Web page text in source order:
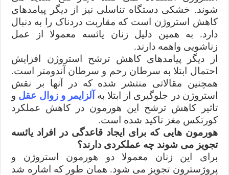
شوند. خشکی دستگاه تناسلی نیز از دیگر پیامدهای
کاهش استروژن است که مقاربت دردناک را به دنبال
دارد. به همین دلیل زنان یائسه معمولا از عمل
زناشویی واهمه دارند.
از دیگر پیامدهای کاهش ترشح استروژن افزایش
احتمال ابتلا به سرطان رحم و سرطان آندومتر است.
همچنین مقالاتی منتشر شده که در آنها بر نقش
استروژن در جلوگیری از ابتلا به آلزایمر و زوال عقل و
تاثیر کاهش ترشح این هورمون در کاهش عملکرد
کورتکس مغز تاکید شده است.
هورمون هایی که برای ایجاد قاعدگی در افراد یائسه
تجویز می شوند چه عملکردی دارند؟
برای این زنان معمولا دو هورمون استروژن و
پروژسترون تجویز می شود. همان طور که اشاره شد